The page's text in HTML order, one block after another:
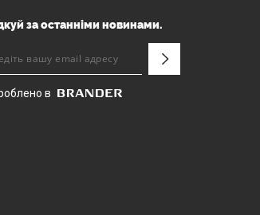
за останніми новинами.
в